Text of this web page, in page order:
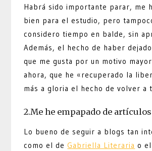
Habrá sido importante parar, me
bien para el estudio, pero
considero tiempo en balde, sin
Además, el hecho de haber
que me gusta por un motivo
ahora, que he «recuperado la
más a gloria el hecho de volver a
2.Me he empapado de
Lo bueno de seguir a blogs tan
como el deGabriella Literaria o